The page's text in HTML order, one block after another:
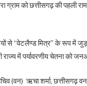
को छत्तीसगढ़ की पहली
से “वेटलैण्ड मित्र” के रूप में
राज्य में पर्यावरणीय चेतना को
ऋचा शर्मा, छत्तीसगढ़ वन